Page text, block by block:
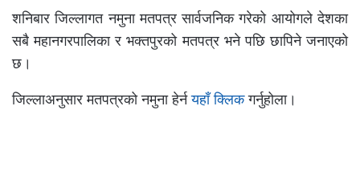
शनिबार जिल्लागत नमुना मतपत्र सार्वजनिक गरेको आयोगले देशका
सबै महानगरपालिका र भक्तपुरको मतपत्र भने पछि छापिने जनाएको
छ।
जिल्लाअनुसार मतपत्रको नमुना हेर्नयहाँ क्लिकगर्नुहोला।